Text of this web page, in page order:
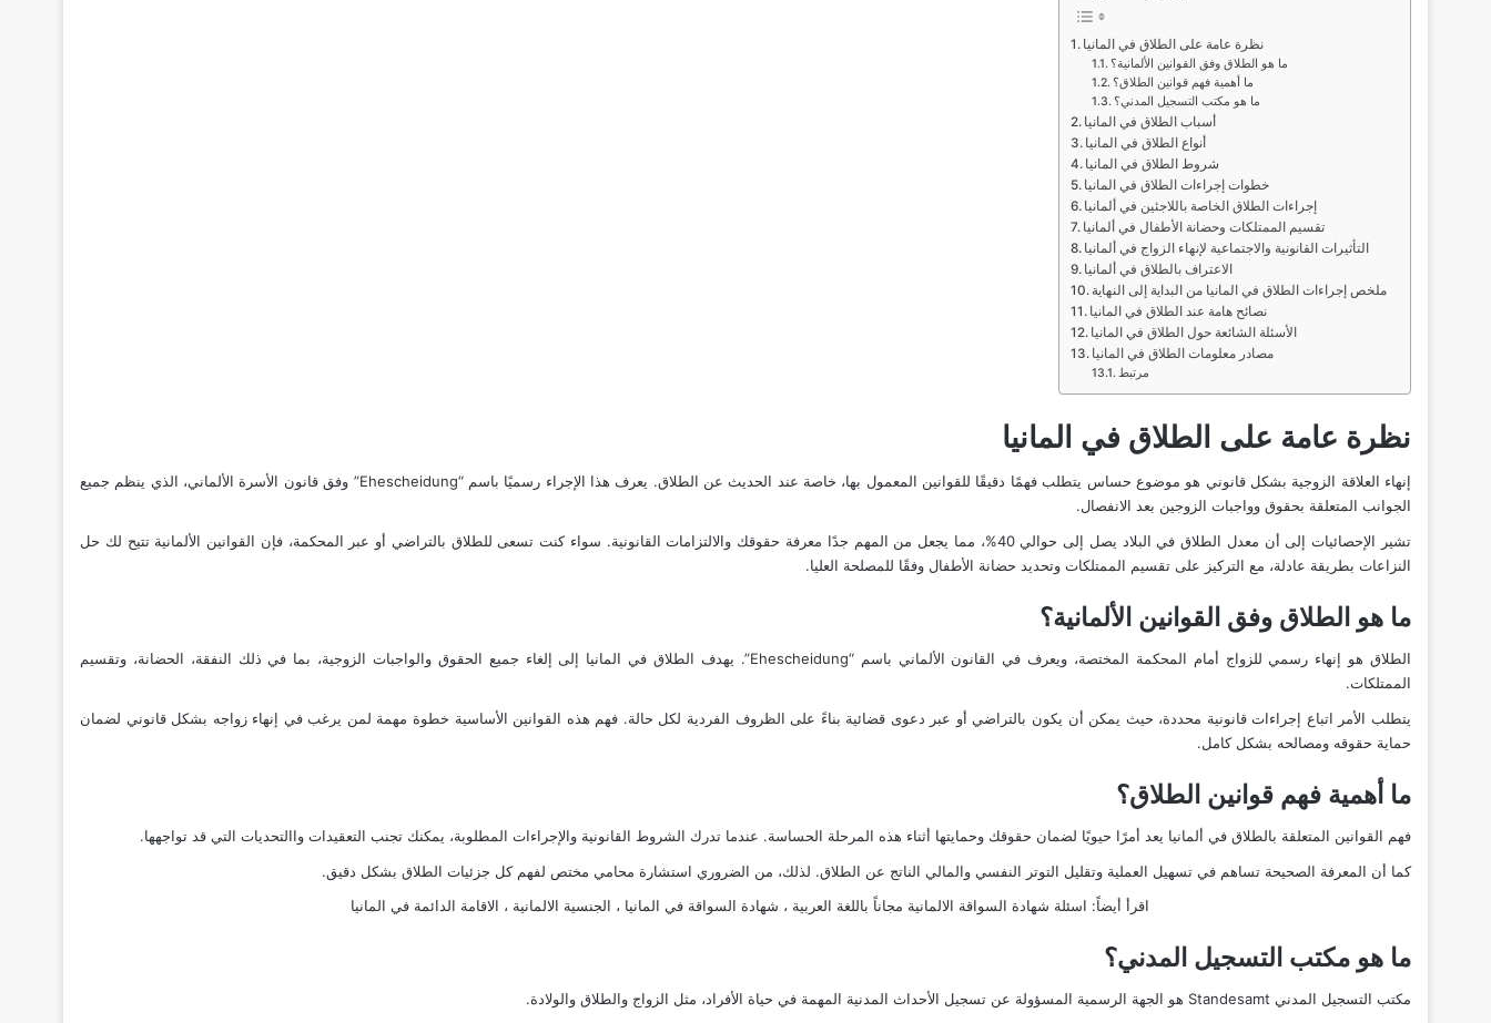
نظرة عامة على الطلاق في المانيا
ما هو الطلاق وفق القوانين الألمانية؟
ما أهمية فهم قوانين الطلاق؟
ما هو مكتب التسجيل المدني؟
أسباب الطلاق في المانيا
أنواع الطلاق في المانيا
شروط الطلاق في المانيا
خطوات إجراءات الطلاق في المانيا
إجراءات الطلاق الخاصة باللاجئين في ألمانيا
تقسيم الممتلكات وحضانة الأطفال في ألمانيا
التأثيرات القانونية والاجتماعية لإنهاء الزواج في ألمانيا
الاعتراف بالطلاق في ألمانيا
ملخص إجراءات الطلاق في المانيا من البداية إلى النهاية
نصائح هامة عند الطلاق في المانيا
الأسئلة الشائعة حول الطلاق في المانيا
مصادر معلومات الطلاق في المانيا
مرتبط
نظرة عامة على الطلاق في المانيا
إنهاء العلاقة الزوجية بشكل قانوني هو موضوع حساس يتطلب فهمًا دقيقًا للقوانين المعمول بها، خاصة عند الحديث عن الطلاق. يعرف هذا الإجراء رسميًا باسم “Ehescheidung” وفق قانون الأسرة الألماني، الذي ينظم جميع
الجوانب المتعلقة بحقوق وواجبات الزوجين بعد الانفصال.
تشير الإحصائيات إلى أن معدل الطلاق في البلاد يصل إلى حوالي 40%، مما يجعل من المهم جدًا معرفة حقوقك والالتزامات القانونية. سواء كنت تسعى للطلاق بالتراضي أو عبر المحكمة، فإن القوانين الألمانية تتيح لك حل
النزاعات بطريقة عادلة، مع التركيز على تقسيم الممتلكات وتحديد حضانة الأطفال وفقًا للمصلحة العليا.
ما هو الطلاق وفق القوانين الألمانية؟
الطلاق هو إنهاء رسمي للزواج أمام المحكمة المختصة، ويعرف في القانون الألماني باسم “Ehescheidung”. يهدف الطلاق في المانيا إلى إلغاء جميع الحقوق والواجبات الزوجية، بما في ذلك النفقة، الحضانة، وتقسيم
الممتلكات.
يتطلب الأمر اتباع إجراءات قانونية محددة، حيث يمكن أن يكون بالتراضي أو عبر دعوى قضائية بناءً على الظروف الفردية لكل حالة. فهم هذه القوانين الأساسية خطوة مهمة لمن يرغب في إنهاء زواجه بشكل قانوني لضمان
حماية حقوقه ومصالحه بشكل كامل.
ما أهمية فهم قوانين الطلاق؟
فهم القوانين المتعلقة بالطلاق في ألمانيا يعد أمرًا حيويًا لضمان حقوقك وحمايتها أثناء هذه المرحلة الحساسة. عندما تدرك الشروط القانونية والإجراءات المطلوبة، يمكنك تجنب التعقيدات واالتحديات التي قد تواجهها.
كما أن المعرفة الصحيحة تساهم في تسهيل العملية وتقليل التوتر النفسي والمالي الناتج عن الطلاق. لذلك، من الضروري استشارة محامي مختص لفهم كل جزئيات الطلاق بشكل دقيق.
اقرأ أيضاً: اسئلة شهادة السواقة الالمانية مجاناً باللغة العربية ، شهادة السواقة في المانيا ، الجنسية الالمانية ، الاقامة الدائمة في المانيا
ما هو مكتب التسجيل المدني؟
مكتب التسجيل المدني Standesamt هو الجهة الرسمية المسؤولة عن تسجيل الأحداث المدنية المهمة في حياة الأفراد، مثل الزواج والطلاق والولادة.